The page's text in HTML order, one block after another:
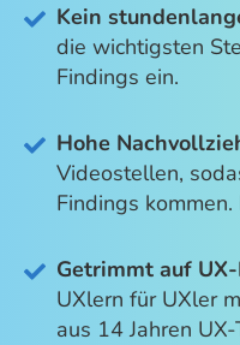
Kein
die wichtigsten
Findings ein.
Hohe
Videostellen,
Findings
Getrimmt auf
UXlern für UXler
aus 14 Jahren